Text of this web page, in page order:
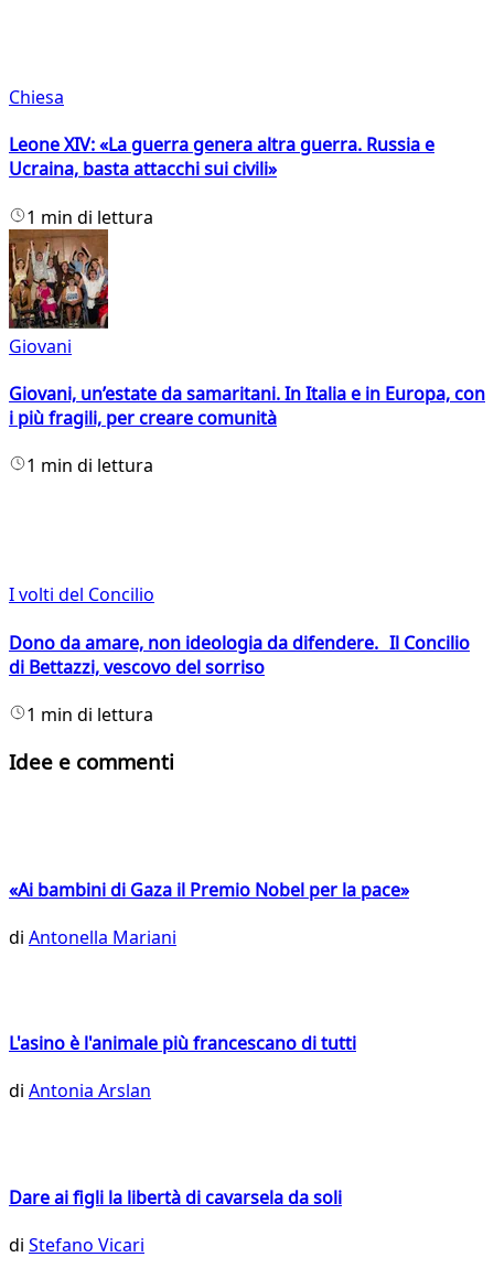
Chiesa
Leone XIV: «La guerra genera altra guerra. Russia e
Ucraina, basta attacchi sui civili»
1 min di lettura
Giovani
Giovani, un’estate da samaritani. In Italia e in Europa, con
i più fragili, per creare comunità
1 min di lettura
I volti del Concilio
Dono da amare, non ideologia da difendere. Il Concilio
di Bettazzi, vescovo del sorriso
1 min di lettura
Idee e commenti
«Ai bambini di Gaza il Premio Nobel per la pace»
di Antonella Mariani
L'asino è l'animale più francescano di tutti
di Antonia Arslan
Dare ai figli la libertà di cavarsela da soli
di Stefano Vicari